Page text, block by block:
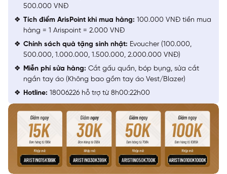
500.000 VNĐ
Tích điểm ArisPoint khi mua hàng: 100.000 VNĐ tiền mua
hàng = 1 Arispoint = 2.000 VNĐ
Chính sách quà tặng sinh nhật: Evoucher (100.000,
500.000, 1.000.000, 1.500.000, 2.000.000 VNĐ)
Miễn phí sửa hàng: Cắt gấu quần, bóp bụng, sửa cắt
ngắn tay áo (Không bao gồm tay áo Vest/Blazer)
Hotline: 18006226 hỗ trợ từ 8h00:22h00